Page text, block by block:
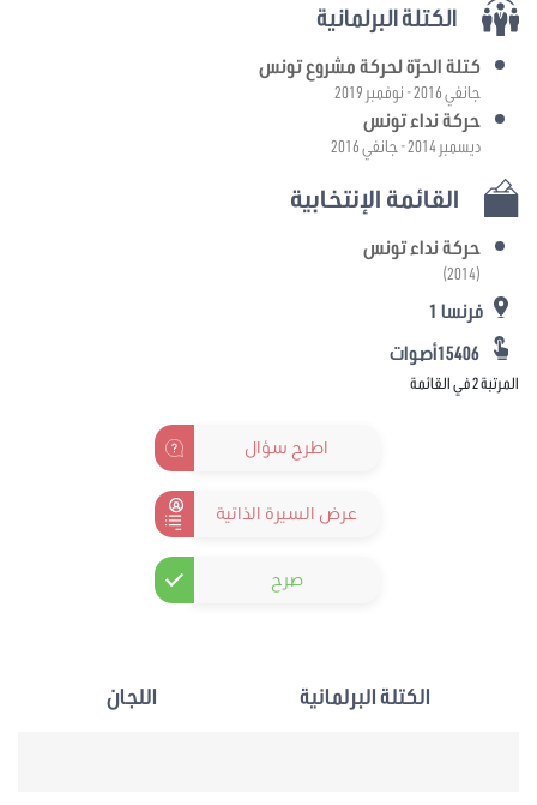
الكتلة البرلمانية
كتلة الحرّة لحركة مشروع تونس
جانفي 2016 - نوفمبر 2019
حركة نداء تونس
ديسمبر 2014 - جانفي 2016
القائمة الإنتخابية
حركة نداء تونس
(2014)
فرنسا 1
المرتبة 2 في القائمة
اطرح سؤال
عرض السيرة الذاتية
صرح
الكتلة البرلمانية اللجان